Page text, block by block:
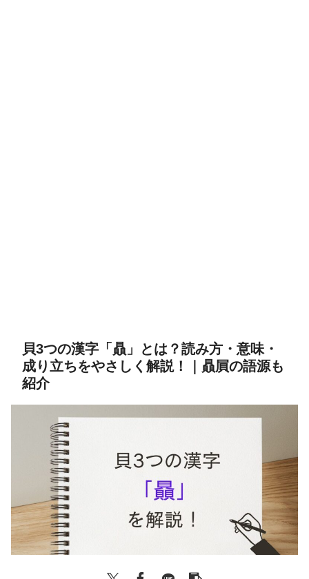
貝3つの漢字「贔」とは？読み方・意味・
成り立ちをやさしく解説！｜贔屓の語源も
紹介